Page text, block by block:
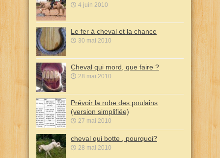
4 juin 2010
Le fer à cheval et la chance
30 mai 2010
Cheval qui mord, que faire ?
28 mai 2010
Prévoir la robe des poulains
(version simplifiée)
27 mai 2010
cheval qui botte , pourquoi?
28 mai 2010